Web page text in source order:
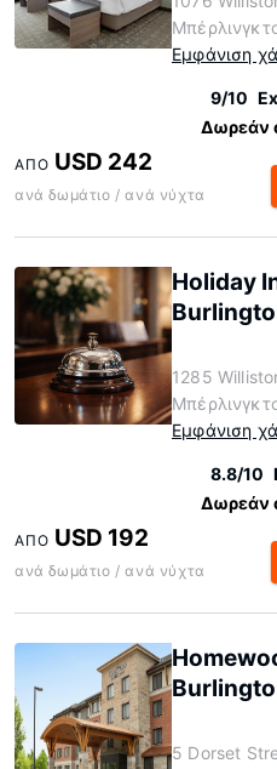
Εμφάνιση
9/10
Δωρεάν
ΑΠΌ USD 242
ανά δωμάτιο / ανά νύχτα
Holiday
1285
Εμφάνιση
8.8/10
Δωρεάν
ΑΠΌ USD 192
ανά δωμάτιο / ανά νύχτα
5 Dorset